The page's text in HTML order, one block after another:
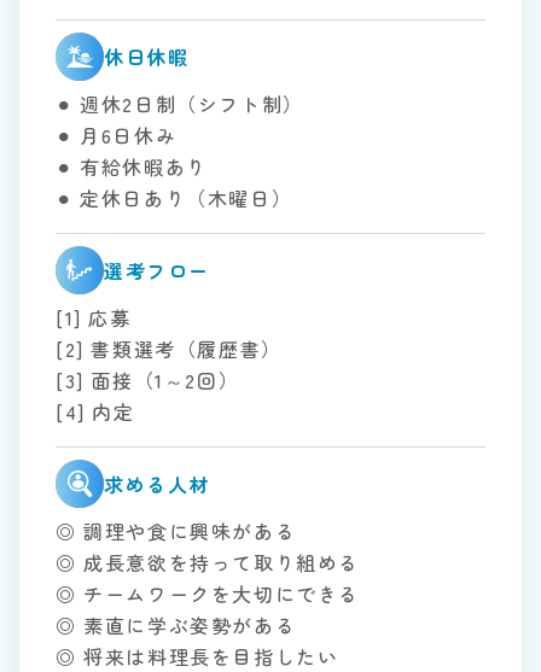
休日休暇
⚫︎ 週休2日制（シフト制）
⚫︎ 月6日休み
⚫︎ 有給休暇あり
⚫︎ 定休日あり（木曜日）
選考フロー
[1] 応募
[2] 書類選考（履歴書）
[3] 面接（1～2回）
[4] 内定
求める人材
◎ 調理や食に興味がある
◎ 成長意欲を持って取り組める
◎ チームワークを大切にできる
◎ 素直に学ぶ姿勢がある
◎ 将来は料理長を目指したい